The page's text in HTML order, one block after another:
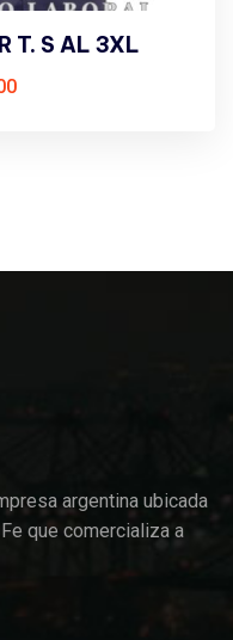
T. S AL 3XL
argentina ubicada
que comercializa a